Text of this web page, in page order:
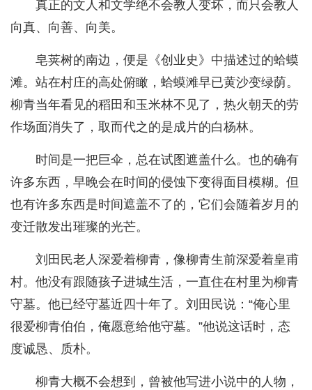
真正的文人和文学绝不会教人变坏，而只会教人
向真、向善、向美。
皂荚树的南边，便是《创业史》中描述过的蛤蟆
滩。站在村庄的高处俯瞰，蛤蟆滩早已黄沙变绿荫。
柳青当年看见的稻田和玉米林不见了，热火朝天的劳
作场面消失了，取而代之的是成片的白杨林。
时间是一把巨伞，总在试图遮盖什么。也的确有
许多东西，早晚会在时间的侵蚀下变得面目模糊。但
也有许多东西是时间遮盖不了的，它们会随着岁月的
变迁散发出璀璨的光芒。
刘田民老人深爱着柳青，像柳青生前深爱着皇甫
村。他没有跟随孩子进城生活，一直住在村里为柳青
守墓。他已经守墓近四十年了。刘田民说：“俺心里
很爱柳青伯伯，俺愿意给他守墓。”他说这话时，态
度诚恳、质朴。
柳青大概不会想到，曾被他写进小说中的人物，